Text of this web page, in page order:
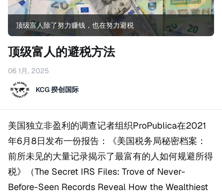
顶级富人除了努力赚钱，也在努力避税
顶级富人的避税方法
06 1月, 2025
KCG 揆创国际
美国独立非盈利的调查记者组织ProPublica在2021
年6月8日发布一份报告：《美国税务局秘密档案：
前所未见的大量记录揭示了最富有的人如何规避所得
税》（The Secret IRS Files: Trove of Never-
Before-Seen Records Reveal How the Wealthiest